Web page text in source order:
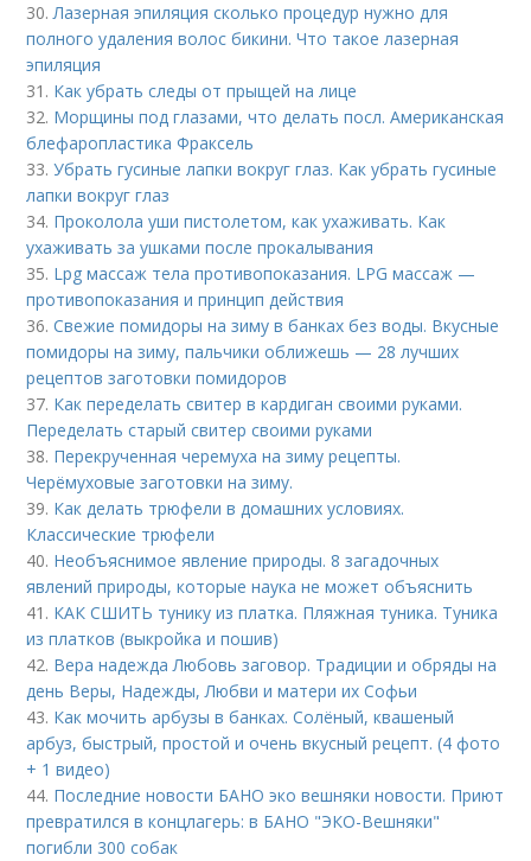
30.Лазерная эпиляция сколько процедур нужно для
полного удаления волос бикини. Что такое лазерная
эпиляция
31. Как убрать следы от прыщей на лице
32. Морщины под глазами, что делать посл. Американская
блефаропластика Фраксель
33.Убрать гусиные лапки вокруг глаз. Как убрать гусиные
лапки вокруг глаз
34. Проколола уши пистолетом, как ухаживать. Как
ухаживать за ушками после прокалывания
35. Lpg массаж тела противопоказания. LPG массаж —
противопоказания и принцип действия
36.Свежие помидоры на зиму в банках без воды. Вкусные
помидоры на зиму, пальчики оближешь — 28 лучших
рецептов заготовки помидоров
37. Как переделать свитер в кардиган своими руками.
Переделать старый свитер своими руками
38. Перекрученная черемуха на зиму рецепты.
Черёмуховые заготовки на зиму.
39. Как делать трюфели в домашних условиях.
Классические трюфели
40. Необъяснимое явление природы. 8 загадочных
явлений природы, которые наука не может объяснить
41. КАК СШИТЬ тунику из платка. Пляжная туника. Туника
из платков (выкройка и пошив)
42. Вера надежда Любовь заговор. Традиции и обряды на
день Веры, Надежды, Любви и матери их Софьи
43. Как мочить арбузы в банках. Солёный, квашеный
арбуз, быстрый, простой и очень вкусный рецепт. (4 фото
+ 1 видео)
44. Последние новости БАНО эко вешняки новости. Приют
превратился в концлагерь: в БАНО "ЭКО-Вешняки"
погибли 300 собак